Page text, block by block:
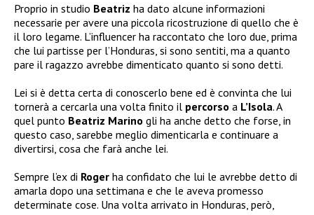
Proprio in studio Beatriz ha dato alcune informazioni
necessarie per avere una piccola ricostruzione di quello che è
il loro legame. L’influencer ha raccontato che loro due, prima
che lui partisse per l’Honduras, si sono sentiti, ma a quanto
pare il ragazzo avrebbe dimenticato quanto si sono detti.
Lei si è detta certa di conoscerlo bene ed è convinta che lui
tornerà a cercarla una volta finito il percorso a L’Isola. A
quel punto Beatriz Marino gli ha anche detto che forse, in
questo caso, sarebbe meglio dimenticarla e continuare a
divertirsi, cosa che farà anche lei.
Sempre l’ex di Roger ha confidato che lui le avrebbe detto di
amarla dopo una settimana e che le aveva promesso
determinate cose. Una volta arrivato in Honduras, però,